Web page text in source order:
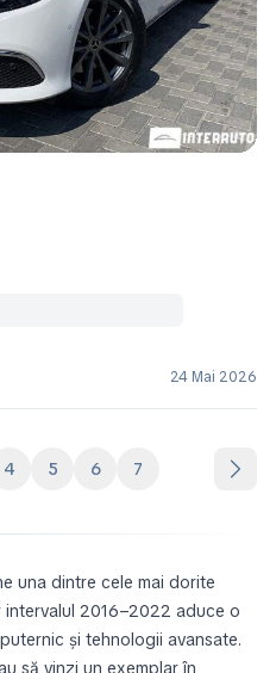
24 Mai 2026
4 5 6 7
una dintre cele mai dorite
intervalul 2016–2022 aduce o
și tehnologii avansate.
să vinzi un exemplar în